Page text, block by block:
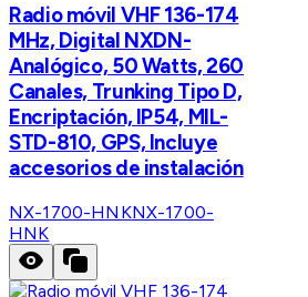
Radio móvil VHF 136-174
MHz, Digital NXDN-
Analógico, 50 Watts, 260
Canales, Trunking Tipo D,
Encriptación, IP54, MIL-
STD-810, GPS, Incluye
accesorios de instalación
NX-1700-HNKNX-1700-
HNK